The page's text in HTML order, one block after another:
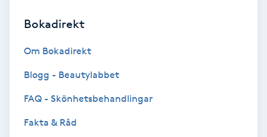
IPL hårborttagning
Bokadirekt
Om Bokadirekt
Blogg - Beautylabbet
FAQ - Skönhetsbehandlingar
Fakta & Råd